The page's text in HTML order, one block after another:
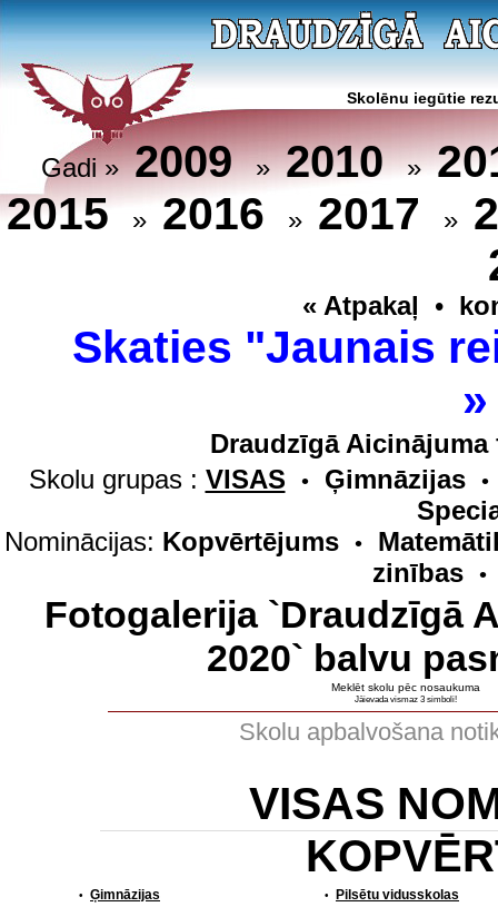
Skolēnu iegūtie
Gadi »2009 »2010 »
2015
» 2016 » 2017 »
« Atpakaļ •
Skaties "Jaunais
Draudzīgā
Skolu grupas : VISAS • Ģimnāzijas •
Nominācijas: Kopvērtējums •
zinības
•
Fotogalerija `Draudzīgā
2020` balvu
Meklēt skolu pēc nosaukuma
Jāievada vismaz 3 simboli!
Skolu apbalvošana
VISAS
• Ģimnāzijas • Pilsētu vidusskolas